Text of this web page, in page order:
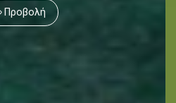
Σχετικά με εμάς
Προβολή